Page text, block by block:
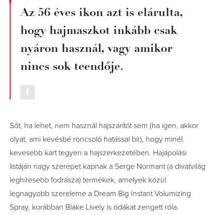
Az 56 éves ikon azt is elárulta,
hogy hajmaszkot inkább csak
nyáron használ, vagy amikor
nincs sok teendője.
Sőt, ha lehet, nem használ hajszárítót sem (ha igen, akkor
olyat, ami kevésbé roncsoló hatással bír), hogy minél
kevesebb kárt tegyen a hajszerkezetében. Hajápolási
listáján nagy szerepet kapnak a Serge Normant (a divatvilág
leghíresebb fodrásza) termékek, amelyek közül
legnagyobb szereleme a Dream Big Instant Volumizing
Spray, korábban Blake Lively is ódákat zengett róla.